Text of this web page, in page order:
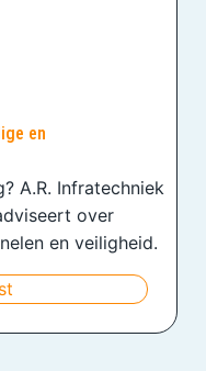
en
A.R. Infratechniek
over
en veiligheid.